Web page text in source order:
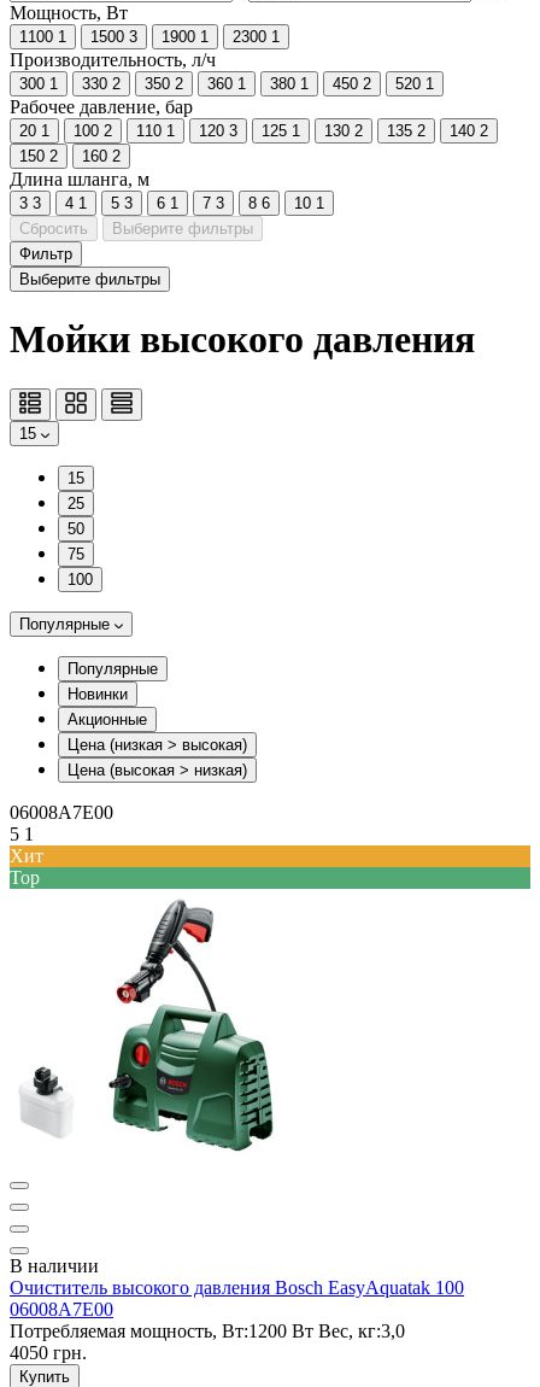
Мощность, Вт
1100 1 1500 3 1900 1 2300 1
Производительность, л/ч
300 1 330 2 350 2 360 1 380 1 450 2 520 1
Рабочее давление, бар
20 1 100 2 110 1 120 3 125 1 130 2 135 2 140 2
150 2 160 2
Длина шланга, м
3 3 4 1 5 3 6 1 7 3 8 6 10 1
Сбросить
Выберите фильтры
Фильтр
Выберите фильтры
Мойки высокого давления
15
15
25
50
75
100
Популярные
Популярные
Новинки
Акционные
Цена (низкая > высокая)
Цена (высокая > низкая)
06008A7E00
5 1
Хит
Top
В наличии
Очиститель высокого давления Bosch EasyAquatak 100
06008A7E00
Потребляемая мощность, Вт:1200 Вт Вес, кг:3,0
4050 грн.
Купить